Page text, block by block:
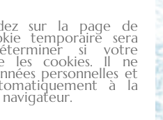
sur la page de
temporaire sera
si votre
les cookies. Il ne
personnelles et
à la